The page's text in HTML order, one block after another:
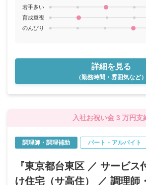
若手多い
育成重視
のんびり
詳細を見る
（勤務時間・雰囲気など）
入社お祝い金 3 万円支
調理師・調理補助 パート・アルバイト
『東京都台東区 ／ サービス
け住宅（サ高住） ／ 調理師